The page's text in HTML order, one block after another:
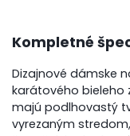
Kompletné
Dizajnové dámske
karátového bieleho
majú podlhovastý
vyrezaným